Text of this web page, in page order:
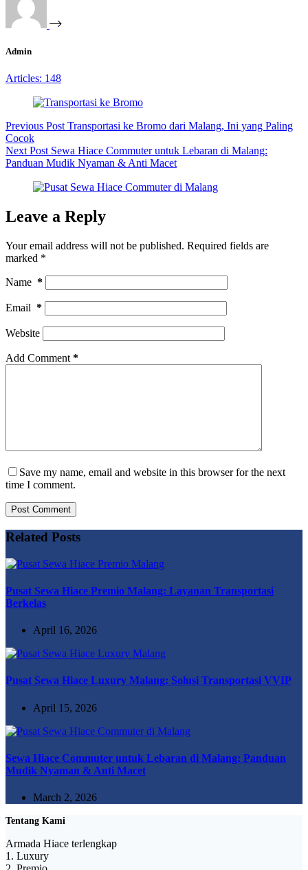
Admin
Articles: 148
Previous Post Transportasi ke Bromo dari Malang, Ini yang Paling
Cocok
Next Post Sewa Hiace Commuter untuk Lebaran di Malang:
Panduan Mudik Nyaman & Anti Macet
Leave a Reply
Your email address will not be published. Required fields are
marked *
Name *
Email *
Website
Add Comment *
Save my name, email and website in this browser for the next
time I comment.
Post Comment
Related Posts
Pusat Sewa Hiace Premio Malang: Layanan Transportasi
Berkelas
April 16, 2026
Pusat Sewa Hiace Luxury Malang: Solusi Transportasi VVIP
April 15, 2026
Sewa Hiace Commuter untuk Lebaran di Malang: Panduan
Mudik Nyaman & Anti Macet
March 2, 2026
Tentang Kami
Armada Hiace terlengkap
1. Luxury